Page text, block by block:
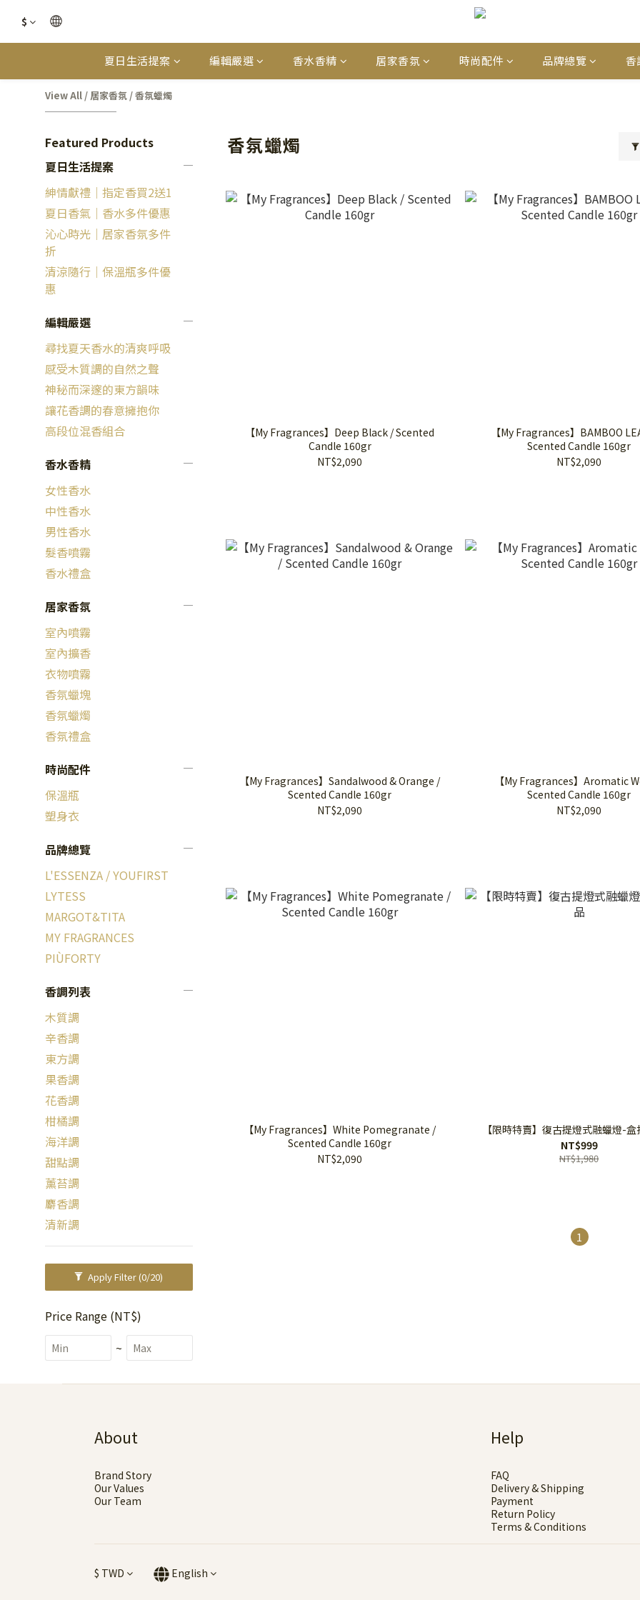
$
夏日生活提案 編輯嚴選 香水香精 居家香氛 時尚配件 品牌總覽 香
View All / 居家香氛 /香氛蠟燭
Featured Products
夏日生活提案
紳情獻禮｜指定香買2送1
夏日香氣｜香水多件優惠
沁心時光｜居家香氛多件
折
清涼隨行｜保溫瓶多件優
惠
編輯嚴選
尋找夏天香水的清爽呼吸
感受木質調的自然之聲
神秘而深邃的東方韻味
讓花香調的春意擁抱你
高段位混香組合
香水香精
女性香水
中性香水
男性香水
髮香噴霧
香水禮盒
居家香氛
室內噴霧
室內擴香
衣物噴霧
香氛蠟塊
香氛蠟燭
香氛禮盒
時尚配件
保溫瓶
塑身衣
品牌總覽
L'ESSENZA / YOUFIRST
LYTESS
MARGOT&TITA
MY FRAGRANCES
PIÙFORTY
香調列表
木質調
辛香調
東方調
果香調
花香調
柑橘調
海洋調
甜點調
薰苔調
麝香調
清新調
Apply Filter(0/20)
Price Range (NT$)
~
香氛蠟燭
【My Fragrances】Deep Black / Scented
Candle 160gr
NT$2,090
【My Fragrances】BAMBOO
Scented Candle 160gr
NT$2,090
【My Fragrances】Sandalwood & Orange /
Scented Candle 160gr
NT$2,090
【My Fragrances】Aromatic
Scented Candle 160gr
NT$2,090
【My Fragrances】White Pomegranate /
Scented Candle 160gr
NT$2,090
【限時特賣】復古提燈式融蠟燈-
NT$999
NT$1,980
1
About
Brand Story
Our Values
Our Team
Help
FAQ
Delivery & Shipping
Payment
Return Policy
Terms & Conditions
$ TWD English